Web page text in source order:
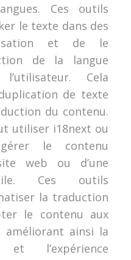
Ces outils
le texte dans des
et de le
de la langue
Cela
de texte
du contenu.
utiliser i18next ou
le contenu
web ou d’une
Ces outils
la traduction
le contenu aux
améliorant ainsi la
l’expérience